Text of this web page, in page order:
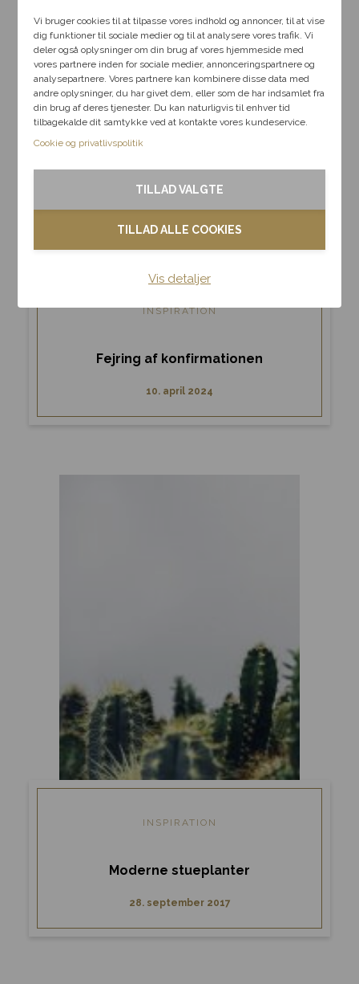
Vi bruger cookies til at tilpasse vores indhold og annoncer, til at vise
dig funktioner til sociale medier og til at analysere vores trafik. Vi
deler også oplysninger om din brug af vores hjemmeside med
vores partnere inden for sociale medier, annonceringspartnere og
analysepartnere. Vores partnere kan kombinere disse data med
andre oplysninger, du har givet dem, eller som de har indsamlet fra
din brug af deres tjenester. Du kan naturligvis til enhver tid
tilbagekalde dit samtykke ved at kontakte vores kundeservice.
Cookie og privatlivspolitik
TILLAD ALLE COOKIES
TILLAD VALGTE
Vis detaljer
INSPIRATION
Fejring af konfirmationen
10. april 2024
INSPIRATION
Moderne stueplanter
28. september 2017